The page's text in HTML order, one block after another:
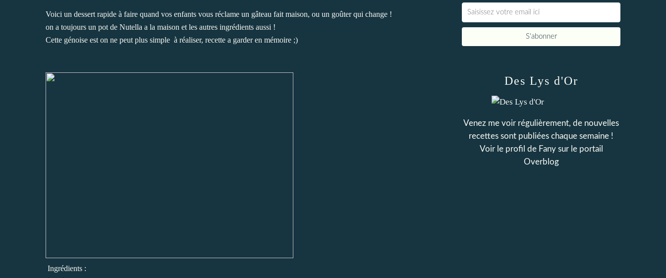
Voici un dessert rapide à faire quand vos enfants vous réclame un gâteau fait maison, ou un goûter qui change !
on a toujours un pot de Nutella a la maison et les autres ingrédients aussi !
Cette génoise est on ne peut plus simple à réaliser, recette a garder en mémoire ;)
Ingrédients :
Des Lys d'Or
Venez me voir régulièrement, de nouvelles
recettes sont publiées chaque semaine !
Voir le profil de Fanysur le portail
Overblog